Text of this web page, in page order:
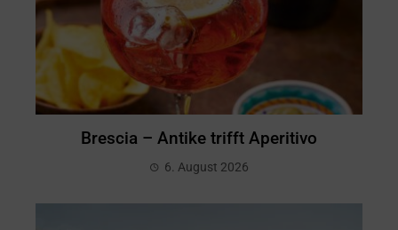
Brescia – Antike trifft Aperitivo
6. August 2026